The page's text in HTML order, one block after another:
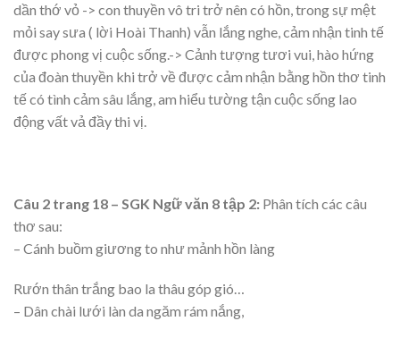
dần thớ vỏ -> con thuyền vô tri trở nên có hồn, trong sự mệt
mỏi say sưa ( lời Hoài Thanh) vẫn lắng nghe, cảm nhận tinh tế
được phong vị cuộc sống.-> Cảnh tượng tươi vui, hào hứng
của đoàn thuyền khi trở về được cảm nhận bằng hồn thơ tinh
tế có tình cảm sâu lắng, am hiểu tường tận cuộc sống lao
động vất vả đầy thi vị.
Câu 2 trang 18 – SGK Ngữ văn 8 tập 2: Phân tích các câu
thơ sau:
– Cánh buồm giương to như mảnh hồn làng
Rướn thân trắng bao la thâu góp gió…
– Dân chài lưới làn da ngăm rám nắng,